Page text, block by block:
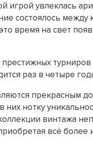
игрой увлеклась
состоялось
время на свет
турниров
раз в четыре
прекрасным
них нотку
винтажа
всё более